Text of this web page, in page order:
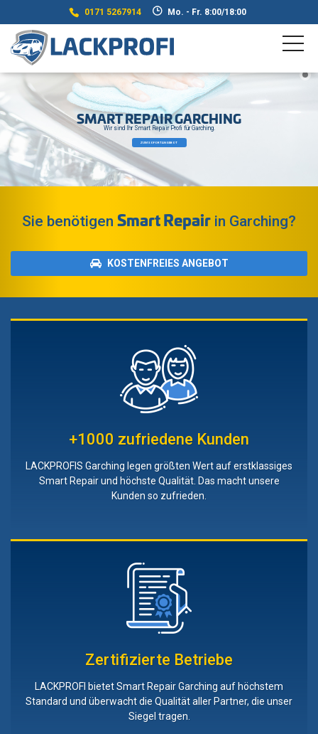
0171 5267914 Mo. - Fr. 8:00/18:00
SMART REPAIR GARCHING
Wir sind Ihr Smart Repair Profi für Garching.
ZUM SOFORTANGEBOT
Sie benötigen Smart Repair in Garching?
KOSTENFREIES ANGEBOT
+1000 zufriedene Kunden
LACKPROFIS Garching legen größten Wert auf erstklassiges
Smart Repair und höchste Qualität. Das macht unsere
Kunden so zufrieden.
Zertifizierte Betriebe
LACKPROFI bietet Smart Repair Garching auf höchstem
Standard und überwacht die Qualität aller Partner, die unser
Siegel tragen.